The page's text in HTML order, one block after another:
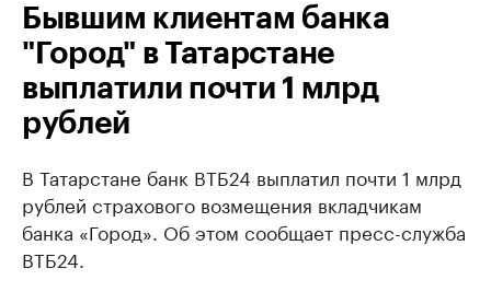
Бывшим клиентам банка
"Город" в Татарстане
выплатили почти 1 млрд
рублей
В Татарстане банк ВТБ24 выплатил почти 1 млрд
рублей страхового возмещения вкладчикам
банка «Город». Об этом сообщает пресс-служба
ВТБ24.